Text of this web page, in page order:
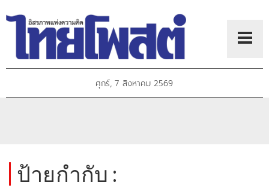
ศุกร์, 7 สิงหาคม 2569
ป้ายกำกับ :